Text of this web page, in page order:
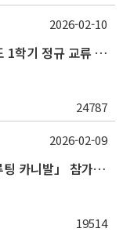
[에너지신산업 혁신융합대학]2026학년도 1학기 정규 교류 수학 안내(경남정보대)
24787
2026-02-10
일본 취업 준비생 대상 「일본취업 리크루팅 카니발」 참가자 모집 안내
19514
2026-02-09